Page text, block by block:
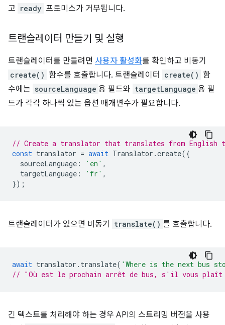
고 ready 프로미스가 거부됩니다.
트랜슬레이터 만들기 및 실행
트랜슬레이터를 만들려면 사용자 활성화를 확인하고 비동기
create() 함수를 호출합니다. 트랜슬레이터 create() 함
수에는 sourceLanguage 용 필드와 targetLanguage 용 필
드가 각각 하나씩 있는 옵션 매개변수가 필요합니다.
// Create a translator that translates from English
const translator = await Translator .create({
sourceLanguage : 'en' ,
targetLanguage : 'fr' ,
});
트랜슬레이터가 있으면 비동기 translate() 를 호출합니다.
await translator . translate( 'Where is the next bus
// "Où est le prochain arrêt de bus, s'il vous
긴 텍스트를 처리해야 하는 경우 API의 스트리밍 버전을 사용